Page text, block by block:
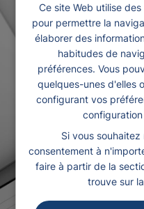
Ce site Web utilise
pour permettre la
élaborer des
habitudes de
préférences. Vous
quelques-unes d'elles
configurant vos
Si vous
consentement à
faire à partir de la
trouve sur